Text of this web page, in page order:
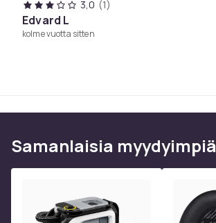
Tuoteturvallisuustiedot
3,0 (1)
Edvard L
kolme vuotta sitten
Samanlaisia ​​myydyimpiä